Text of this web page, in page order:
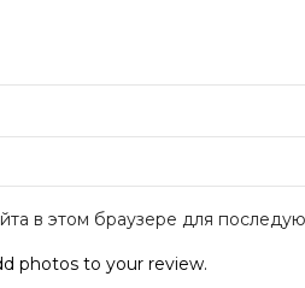
в этом браузере для
photos to your review.